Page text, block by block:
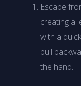
Escape
creating a
with a
pull
the hand.